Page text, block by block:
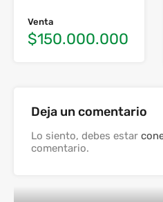
Venta
$150.000.000
Deja un comentario
Lo siento, debes estar
comentario.